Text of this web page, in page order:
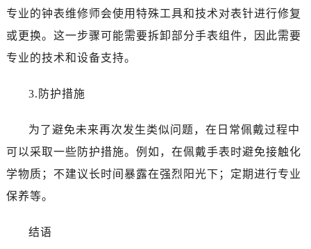
专业的钟表维修师会使用特殊工具和技术对表针进行修复
或更换。这一步骤可能需要拆卸部分手表组件，因此需要
专业的技术和设备支持。
3.防护措施
为了避免未来再次发生类似问题，在日常佩戴过程中
可以采取一些防护措施。例如，在佩戴手表时避免接触化
学物质；不建议长时间暴露在强烈阳光下；定期进行专业
保养等。
结语